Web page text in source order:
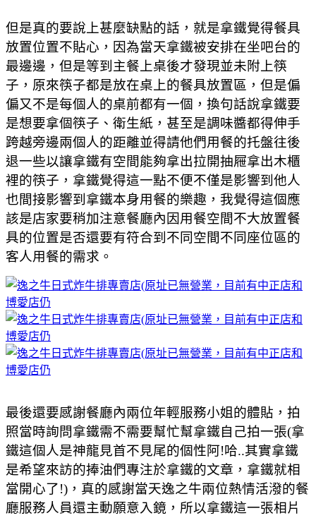
但是真的要說上甚麼缺點的話，就是拿鐵覺得餐具
放置位置不貼心，因為當天拿鐵被安排在坐吧台的
最邊邊，但是等到主餐上桌後才發現並未附上筷
子，原來筷子都是放在桌上的餐具放置區，但是偏
偏又不是每個人的桌前都有一個，換句話說拿鐵要
是想要拿個筷子、衛生紙，甚至是調味醬都得伸手
跨越旁邊兩個人的距離並得請他們用餐的托盤往後
退一些以讓拿鐵有空間能夠拿出拉開抽屜拿出木櫃
裡的筷子，拿鐵覺得這一點不便不僅是影響到他人
也間接影響到拿鐵本身用餐的樂趣，我覺得這個應
該是店家要稍加注意餐廳內因用餐空間不大放置餐
具的位置是否還要有符合到不同空間不同座位區的
客人用餐的需求。
最後還要感謝餐廳內兩位年輕服務小姐的體貼，拍
照當時詢問拿鐵需不需要幫忙幫拿鐵自己拍一張(拿
鐵這個人是神龍見首不見尾的個性阿!哈..其實拿鐵
是希望來訪的捧油們專注於拿鐵的文章，拿鐵就相
當開心了!)，真的感謝當天逸之牛兩位熱情活潑的餐
廳服務人員還主動願意入鏡，所以拿鐵這一張相片